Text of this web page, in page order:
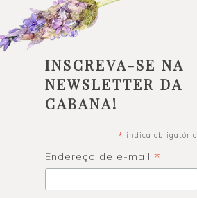
INSCREVA-SE NA
NEWSLETTER DA
CABANA!
* indica obrigatório
Endereço de e-mail *